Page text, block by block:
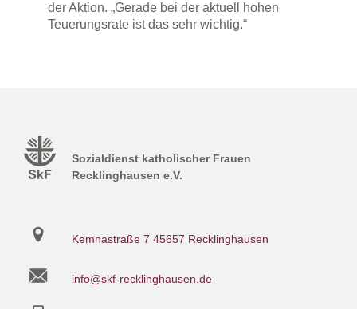
der Aktion. „Gerade bei der aktuell hohen
Teuerungsrate ist das sehr wichtig.“
Sozialdienst katholischer Frauen
Recklinghausen e.V.
Kemnastraße 7 45657 Recklinghausen
info@skf-recklinghausen.de